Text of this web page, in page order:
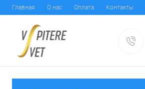
Главная О нас Оплата Контакты